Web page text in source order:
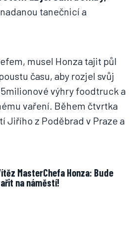
tanečnicí a
musel Honza tajit půl
času, aby rozjel svůj
výhry foodtruck a
vaření. Během čtvrtka
Jiřího z Poděbrad v Praze a
MasterChefa Honza: Bude
na náměstí!